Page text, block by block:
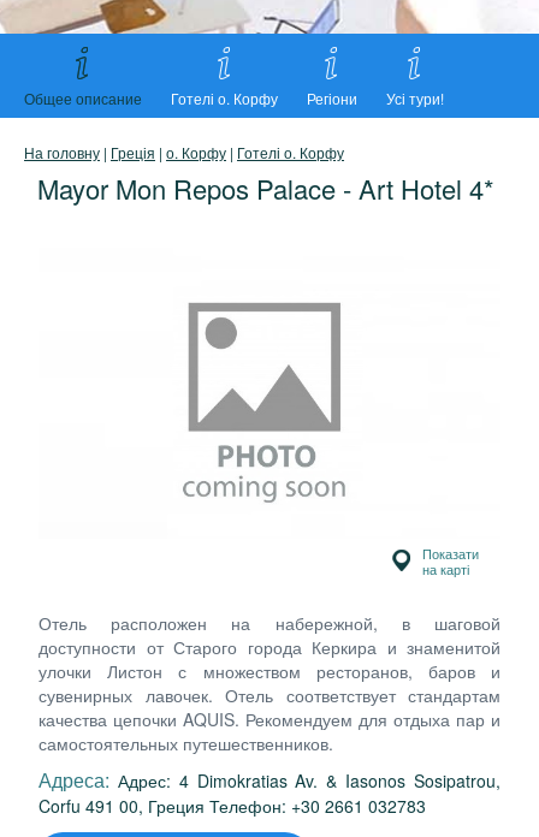
Общее описание Готелі о. Корфу Регіони Усі тури!
На головну | Греція | о. Корфу | Готелі о. Корфу
Mayor Mon Repos Palace - Art Hotel 4*
Показати
на карті
Отель расположен на набережной, в шаговой
доступности от Старого города Керкира и знаменитой
улочки Листон с множеством ресторанов, баров и
сувенирных лавочек. Отель соответствует стандартам
качества цепочки AQUIS. Рекомендуем для отдыха пар и
самостоятельных путешественников.
Адреса: Адрес: 4 Dimokratias Av. & Iasonos Sosipatrou,
Corfu 491 00, Греция Телефон: +30 2661 032783